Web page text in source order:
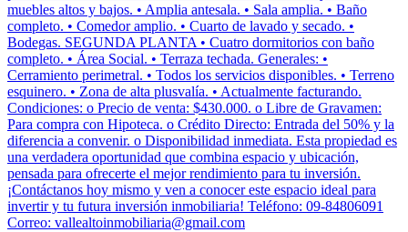
muebles altos y bajos. • Amplia antesala. • Sala amplia. • Baño
completo. • Comedor amplio. • Cuarto de lavado y secado. •
Bodegas. SEGUNDA PLANTA • Cuatro dormitorios con baño
completo. • Área Social. • Terraza techada. Generales: •
Cerramiento perimetral. • Todos los servicios disponibles. • Terreno
esquinero. • Zona de alta plusvalía. • Actualmente facturando.
Condiciones: o Precio de venta: $430.000. o Libre de Gravamen:
Para compra con Hipoteca. o Crédito Directo: Entrada del 50% y la
diferencia a convenir. o Disponibilidad inmediata. Esta propiedad es
una verdadera oportunidad que combina espacio y ubicación,
pensada para ofrecerte el mejor rendimiento para tu inversión.
¡Contáctanos hoy mismo y ven a conocer este espacio ideal para
invertir y tu futura inversión inmobiliaria! Teléfono: 09-84806091
Correo: vallealtoinmobiliaria@gmail.com